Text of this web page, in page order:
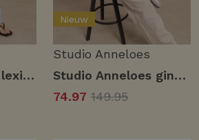
Studio Anneloes lexie bnd denim trousers 13716 Broek 6700 denim light
Nieuw
Studio Anneloes
Studio Anneloes gina long gilet 13721 Gilets 7200 grass green
74.97 149.95